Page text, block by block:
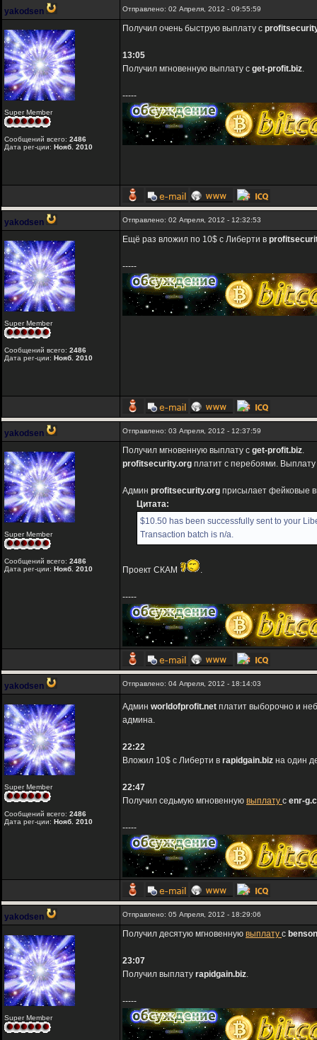
yakodsen Отправлено: 02 Апреля, 2012 - 09:55:59
Super Member
Сообщений всего: 2486
Дата рег-ции: Нояб. 2010
Получил очень быструю выплату с
13:05
Получил мгновенную выплату с get-profit.biz.
-----
yakodsen Отправлено: 02 Апреля, 2012 - 12:32:53
Super Member
Сообщений всего: 2486
Дата рег-ции: Нояб. 2010
Ещё раз вложил по 10$ с Либерти в
-----
yakodsen Отправлено: 03 Апреля, 2012 - 12:37:59
Super Member
Сообщений всего: 2486
Дата рег-ции: Нояб. 2010
Получил мгновенную выплату с get-profit.biz.
profitsecurity.org платит с перебоями. Выплату
Админ profitsecurity.org присылает фейковые
Цитата:
$10.50 has been successfully sent to your
Transaction batch is n/a.
Проект СКАМ .
-----
yakodsen Отправлено: 04 Апреля, 2012 - 18:14:03
Super Member
Сообщений всего: 2486
Дата рег-ции: Нояб. 2010
Админ worldofprofit.net платит выборочно и
админа.
22:22
Вложил 10$ с Либерти в rapidgain.biz на один
22:47
Получил седьмую мгновенную выплату с enr-
-----
yakodsen Отправлено: 05 Апреля, 2012 - 18:29:06
Super Member
Получил десятую мгновенную выплату c
23:07
Получил выплату rapidgain.biz.
-----